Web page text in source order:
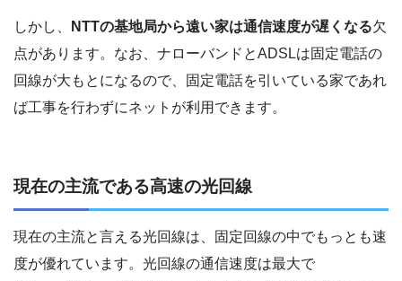
しかし、 NTTの基地局から遠い家は通信速度が遅くなる欠
点があります。なお、ナローバンドとADSLは固定電話の
回線が大もとになるので、固定電話を引いている家であれ
ば工事を行わずにネットが利用できます。
現在の主流である高速の光回線
現在の主流と言える光回線は、固定回線の中でもっとも速
度が優れています。光回線の通信速度は最大で